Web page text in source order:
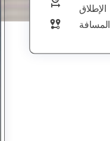
الإطلاق
المسافة